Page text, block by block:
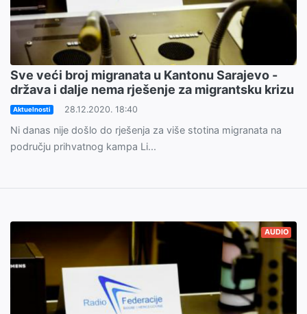
Sve veći broj migranata u Kantonu Sarajevo -
država i dalje nema rješenje za migrantsku krizu
Aktuelnosti 28.12.2020. 18:40
Ni danas nije došlo do rješenja za više stotina migranata na
području prihvatnog kampa Li...
AUDIO